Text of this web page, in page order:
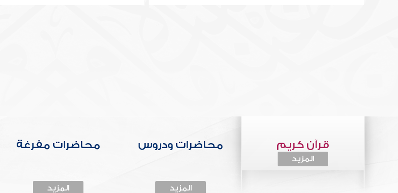
قرآن كريم
المزيد
محاضرات ودروس
المزيد
محاضرات مفرغة
المزيد